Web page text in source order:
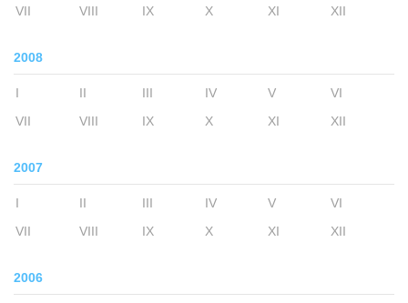
VII
VIII IX X XI XII
2008
I II III IV V
VI
VII
VIII IX X XI XII
2007
I II III IV V
VI
VII
VIII IX X XI XII
2006